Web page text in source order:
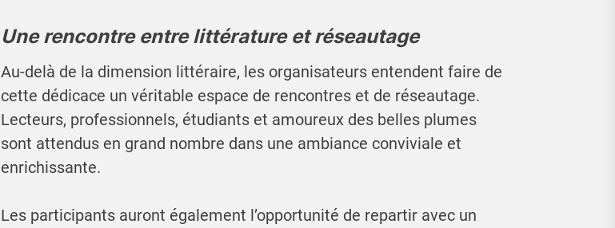
Une rencontre entre littérature et réseautage
Au-delà de la dimension littéraire, les organisateurs entendent faire de
cette dédicace un véritable espace de rencontres et de réseautage.
Lecteurs, professionnels, étudiants et amoureux des belles plumes
sont attendus en grand nombre dans une ambiance conviviale et
enrichissante.
Les participants auront également l’opportunité de repartir avec un